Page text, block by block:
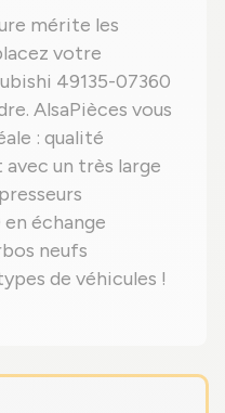
mérite les
votre
49135-07360
AlsaPièces vous
: qualité
un très large
échange
neufs
de véhicules !